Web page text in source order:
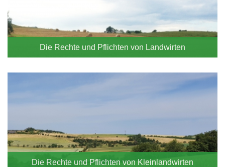
Die Rechte und Pflichten von Landwirten
Die Rechte und Pflichten von Kleinlandwirten